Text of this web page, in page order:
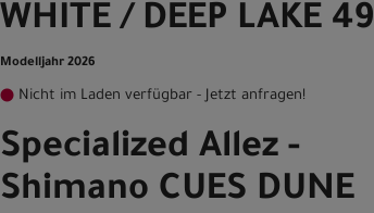
WHITE / DEEP LAKE 49
Modelljahr 2026
Nicht im Laden verfügbar - Jetzt anfragen!
Specialized Allez -
Shimano CUES DUNE